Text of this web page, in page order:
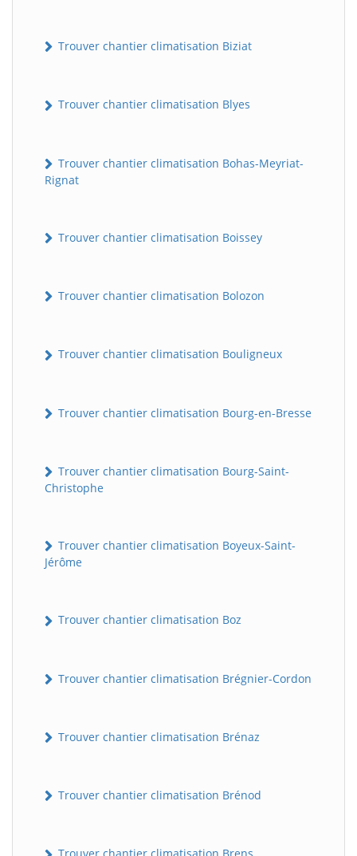
Trouver chantier climatisation Biziat
Trouver chantier climatisation Blyes
Trouver chantier climatisation Bohas-Meyriat-
Rignat
Trouver chantier climatisation Boissey
Trouver chantier climatisation Bolozon
Trouver chantier climatisation Bouligneux
Trouver chantier climatisation Bourg-en-Bresse
Trouver chantier climatisation Bourg-Saint-
Christophe
Trouver chantier climatisation Boyeux-Saint-
Jérôme
Trouver chantier climatisation Boz
Trouver chantier climatisation Brégnier-Cordon
Trouver chantier climatisation Brénaz
Trouver chantier climatisation Brénod